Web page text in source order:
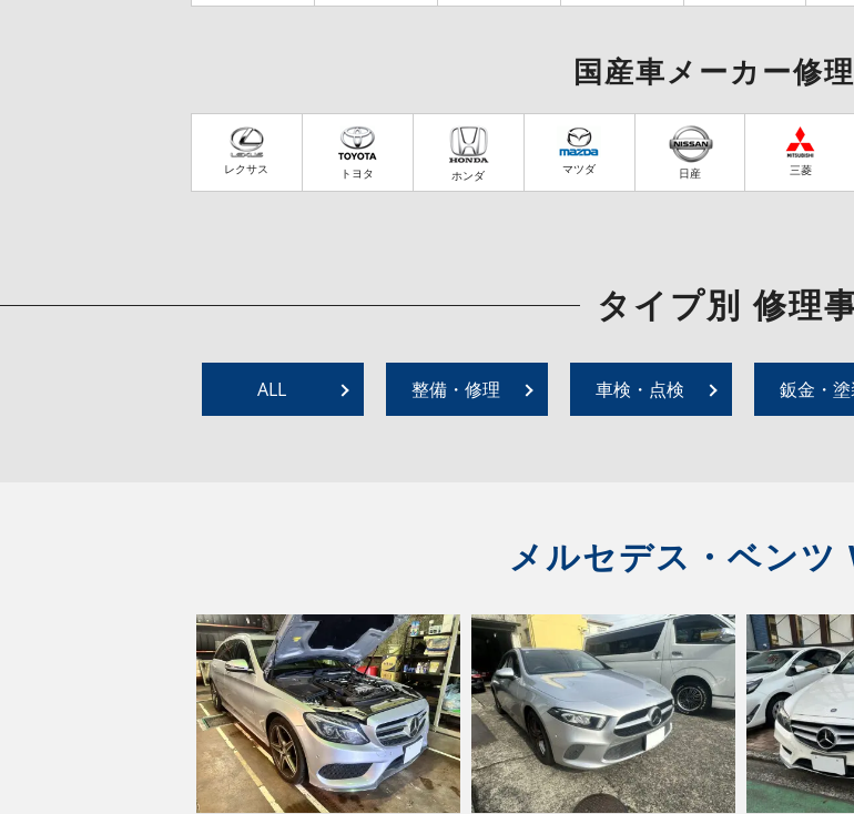
国産車メーカー修
レクサス トヨタ ホンダ マツダ 日産 三菱
タイプ別 修理
ALL 整備・修理 車検・点検 鈑金・塗
メルセデス・ベンツ